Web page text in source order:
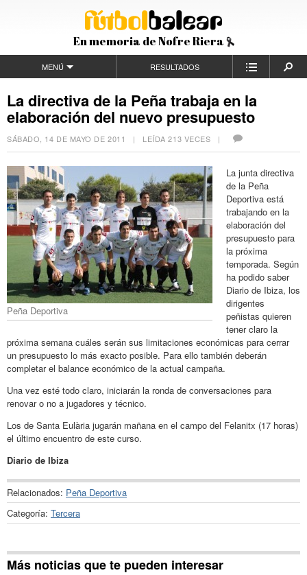
En memoria de Nofre Riera
MENÚ RESULTADOS
La directiva de la Peña trabaja en la
elaboración del nuevo presupuesto
SÁBADO, 14 DE MAYO DE 2011 | LEÍDA 213 VECES |
Peña Deportiva
La junta directiva
de la Peña
Deportiva está
trabajando en la
elaboración del
presupuesto para
la próxima
temporada. Según
ha podido saber
Diario de Ibiza, los
dirigentes
peñistas quieren
tener claro la
próxima semana cuáles serán sus limitaciones económicas para cerrar
un presupuesto lo más exacto posible. Para ello también deberán
completar el balance económico de la actual campaña.
Una vez esté todo claro, iniciarán la ronda de conversaciones para
renovar o no a jugadores y técnico.
Los de Santa Eulària jugarán mañana en el campo del Felanitx (17 horas)
el último encuentro de este curso.
Diario de Ibiza
Relacionados: Peña Deportiva
Categoría: Tercera
Más noticias que te pueden interesar